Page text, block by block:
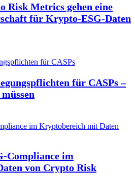
Risk Metrics gehen eine
für Krypto-ESG-Daten
für CASPs –
Compliance im
von Crypto Risk